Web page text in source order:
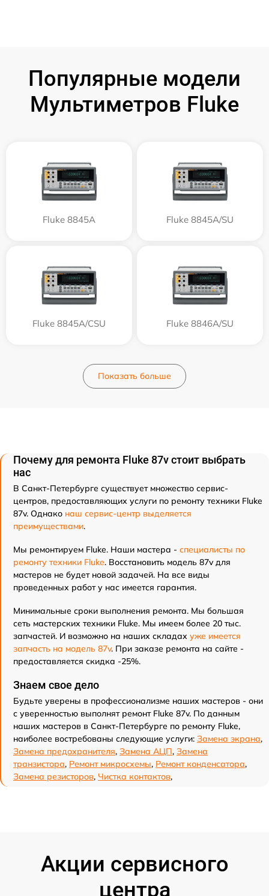
Популярные модели
Мультиметров Fluke
Fluke 8845A Fluke 8845A/SU
Fluke 8845A/CSU Fluke 8846A/SU
Показать больше
Почему для ремонта Fluke 87v стоит выбрать
нас
В Санкт-Петербурге существует множество сервис-
центров, предоставляющих услуги по ремонту техники Fluke
87v. Однако наш сервис-центр выделяется
преимуществами.
Мы ремонтируем Fluke. Наши мастера - специалисты по
ремонту техники Fluke. Восстановить модель 87v для
мастеров не будет новой задачей. На все виды
проведенных работ у нас имеется гарантия.
Минимальные сроки выполнения ремонта. Мы большая
сеть мастерских техники Fluke. Мы имеем более 20 тыс.
запчастей. И возможно на наших складах уже имеется
запчасть на модель 87v. При заказе ремонта на сайте -
предоставляется скидка -25%.
Знаем свое дело
Будьте уверены в профессионализме наших мастеров - они
с уверенностью выполнят ремонт Fluke 87v. По данным
наших мастеров в Санкт-Петербурге по ремонту Fluke,
наиболее востребованы следующие услуги: Замена экрана,
Замена предохранителя, Замена АЦП, Замена
транзистора, Ремонт микросхемы, Ремонт конденсатора,
Замена резисторов, Чистка контактов,
Акции сервисного
центра